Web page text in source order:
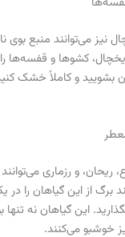
می‌توانند منبع بوی
یخچال، کشوها و قفسه‌ها
بشویید و کاملاً خشک
ریحان، و رزماری
برگ از این گیاهان را
این گیاهان نه تنها
خوشبو می‌کنند.